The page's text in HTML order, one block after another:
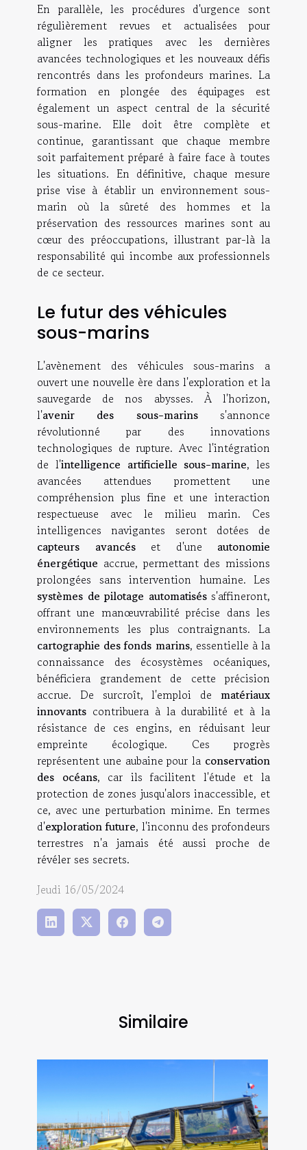
En parallèle, les procédures d'urgence sont
régulièrement revues et actualisées pour
aligner les pratiques avec les dernières
avancées technologiques et les nouveaux défis
rencontrés dans les profondeurs marines. La
formation en plongée des équipages est
également un aspect central de la sécurité
sous-marine. Elle doit être complète et
continue, garantissant que chaque membre
soit parfaitement préparé à faire face à toutes
les situations. En définitive, chaque mesure
prise vise à établir un environnement sous-
marin où la sûreté des hommes et la
préservation des ressources marines sont au
cœur des préoccupations, illustrant par-là la
responsabilité qui incombe aux professionnels
de ce secteur.
Le futur des véhicules
sous-marins
L'avènement des véhicules sous-marins a
ouvert une nouvelle ère dans l'exploration et la
sauvegarde de nos abysses. À l'horizon,
l'avenir des sous-marinss'annonce
révolutionné par des innovations
technologiques de rupture. Avec l'intégration
de l'intelligence artificielle sous-marine, les
avancées attendues promettent une
compréhension plus fine et une interaction
respectueuse avec le milieu marin. Ces
intelligences navigantes seront dotées de
capteurs avancéset d'une autonomie
énergétique accrue, permettant des missions
prolongées sans intervention humaine. Les
systèmes de pilotage automatiséss'affineront,
offrant une manœuvrabilité précise dans les
environnements les plus contraignants. La
cartographie des fonds marins, essentielle à la
connaissance des écosystèmes océaniques,
bénéficiera grandement de cette précision
accrue. De surcroît, l'emploi de matériaux
innovants contribuera à la durabilité et à la
résistance de ces engins, en réduisant leur
empreinte écologique. Ces progrès
représentent une aubaine pour la conservation
des océans, car ils facilitent l'étude et la
protection de zones jusqu'alors inaccessible, et
ce, avec une perturbation minime. En termes
d'exploration future, l'inconnu des profondeurs
terrestres n'a jamais été aussi proche de
révéler ses secrets.
Jeudi 16/05/2024
Similaire